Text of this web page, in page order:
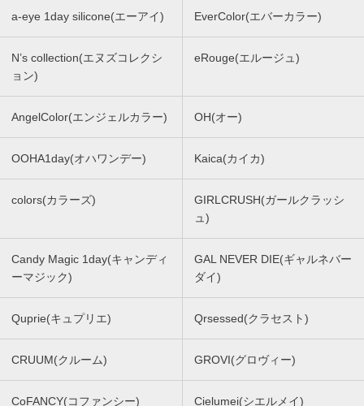
a-eye 1day silicone(エーアイ) EverColor(エバーカラー)
N’s collection(エヌズコレクシ
ョン)
eRouge(エルージュ)
AngelColor(エンジェルカラー) OH(オー)
OOHA1day(オハワンデー) Kaica(カイカ)
colors(カラーズ)
GIRLCRUSH(ガールクラッシ
ュ)
Candy Magic 1day(キャンディ
ーマジック)
GAL NEVER DIE(ギャルネバー
ダイ)
Quprie(キュプリエ) Qrsessed(クラセスト)
CRUUM(クルーム) GROVI(グロヴィー)
CoFANCY(コファンシー) Cielumei(シエルメイ)